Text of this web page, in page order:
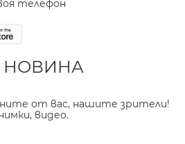
телефон
НОВИНА
от вас, нашите зрители!
видео.